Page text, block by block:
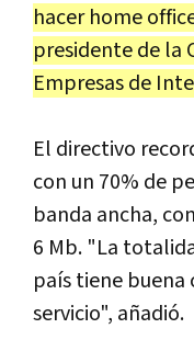
hacer home
presidente de la
Empresas de
El directivo
con un 70% de
banda ancha,
6 Mb. "La
país tiene
servicio", añadió.